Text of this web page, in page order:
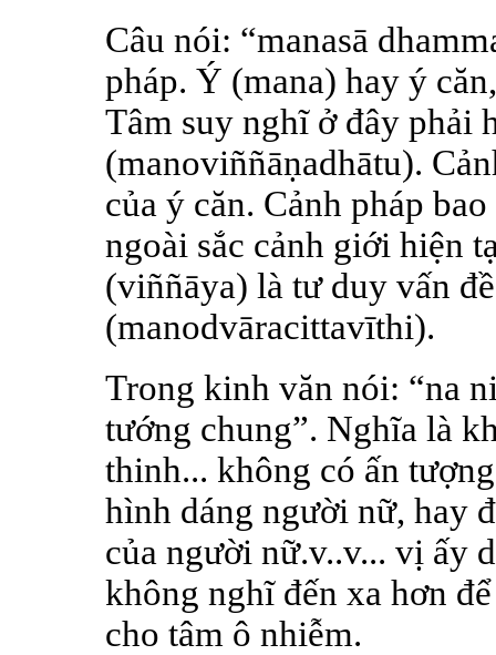
Câu nói: “manasā
pháp. Ý (mana) hay ý
Tâm suy nghĩ ở đây phải
(manoviññāṇadhātu).
của ý căn. Cảnh pháp
ngoài sắc cảnh giới hiện
(viññāya) là tư duy vấn
(manodvāracittavīthi).
Trong kinh văn nói: “na
tướng chung”. Nghĩa là
thinh... không có ấn
hình dáng người nữ, hay
của người nữ.v..v... vị ấy
không nghĩ đến xa hơn
cho tâm ô nhiễm.